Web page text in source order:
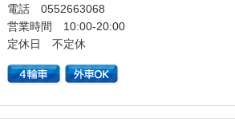
電話 0552663068
営業時間 10:00-20:00
定休日 不定休